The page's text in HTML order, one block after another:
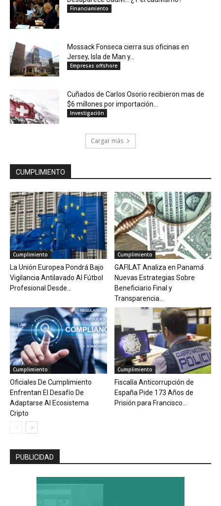
Financiamiento
Mossack Fonseca cierra sus oficinas en
Jersey, Isla de Man y...
Empresas offshore
Cuñados de Carlos Osorio recibieron mas de
$6 millones por importación...
Investigación
Cargar más
CUMPLIMIENTO
Cumplimiento
La Unión Europea Pondrá Bajo
Vigilancia Antilavado Al Fútbol
Profesional Desde...
Cumplimiento
GAFILAT Analiza en Panamá
Nuevas Estrategias Sobre
Beneficiario Final y
Transparencia...
Cumplimiento
Oficiales De Cumplimiento
Enfrentan El Desafío De
Adaptarse Al Ecosistema
Cripto
Cumplimiento
Fiscalía Anticorrupción de
España Pide 173 Años de
Prisión para Francisco...
PUBLICIDAD